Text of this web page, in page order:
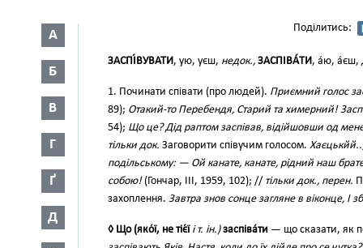
А
Б
В
Г
Ґ
Д
Поділитись:
ЗАСПІ́ВУВАТИ, ую, уєш, недок., ЗАСПІВА́ТИ, а́ю, а́єш,
1. Починати співати (про людей). Приємний голос
89); Отакий-то Перебендя, Старий та химерний!
54); Що це? Дід раптом заспівав, відійшовши од
тільки док. Заговорити співучим голосом.
подільському: — Ой канате, канате, рідний наш
собою!(Гончар, III, 1959, 102); // тільки док., перен.
захоплення. Завтра знов сонце загляне в віконце, І
◊ Що (яко́ї, не тіє́ї і т. ін.) заспіва́ти — що сказати, як